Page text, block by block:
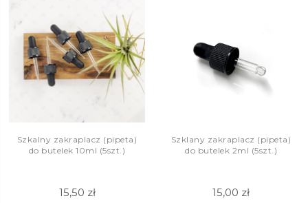
Szkalny zakraplacz (pipeta)
do butelek 10ml (5szt.)
15,50 zł
Szklany zakraplacz (pipeta)
do butelek 2ml (5szt.)
15,00 zł